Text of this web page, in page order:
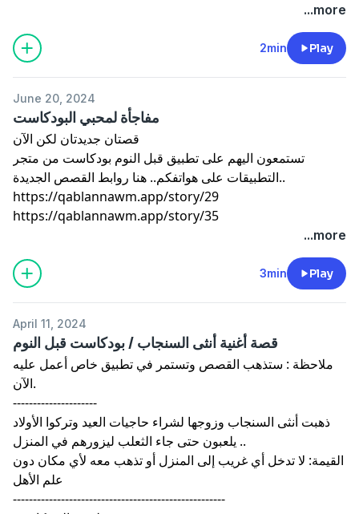
...more
2min Play
June 20, 2024
مفاجأة لمحبي البودكاست
قصتان جديدتان لكن الآن
تستمعون اليهم على تطبيق قبل النوم بودكاست من متجر
التطبيقات على هواتفكم.. هنا روابط القصص الجديدة..
https://qablannawm.app/story/29
https://qablannawm.app/story/35
...more
3min Play
April 11, 2024
قصة أغنية أنثى السنجاب / بودكاست قبل النوم
ملاحظة : ستذهب القصص وتستمر في تطبيق خاص أعمل عليه
الآن.
---------------------
ذهبت أنثى السنجاب وزوجها لشراء حاجيات العيد وتركوا الأولاد
يلعبون حتى جاء الثعلب ليزورهم في المنزل ..
القيمة: لا تدخل أي غريب إلى المنزل أو تذهب معه لأي مكان دون
علم الأهل
-----------------------------------------------------